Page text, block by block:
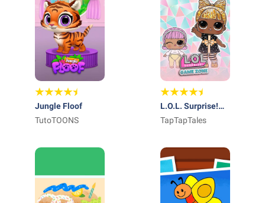
Jungle Floof
TutoTOONS
L.O.L. Surprise!
Game Zone
TapTapTales